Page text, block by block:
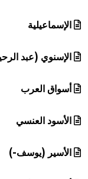
الإسماعيلية
الإسنوي (عبد
أسواق العرب
الأسود العنسي
الأسير (يوسف-)